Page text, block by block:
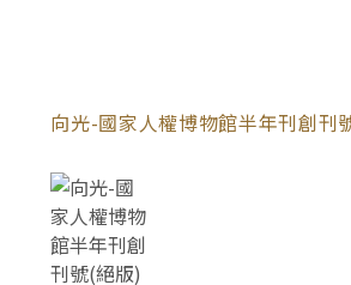
向光-國家人權博物館半年刊創刊